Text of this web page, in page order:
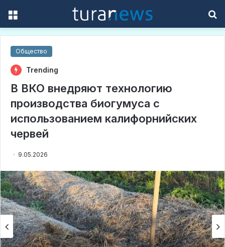
Общество
Trending
В ВКО внедряют технологию
производства биогумуса с
использованием калифорнийских
червей
9.05.2026